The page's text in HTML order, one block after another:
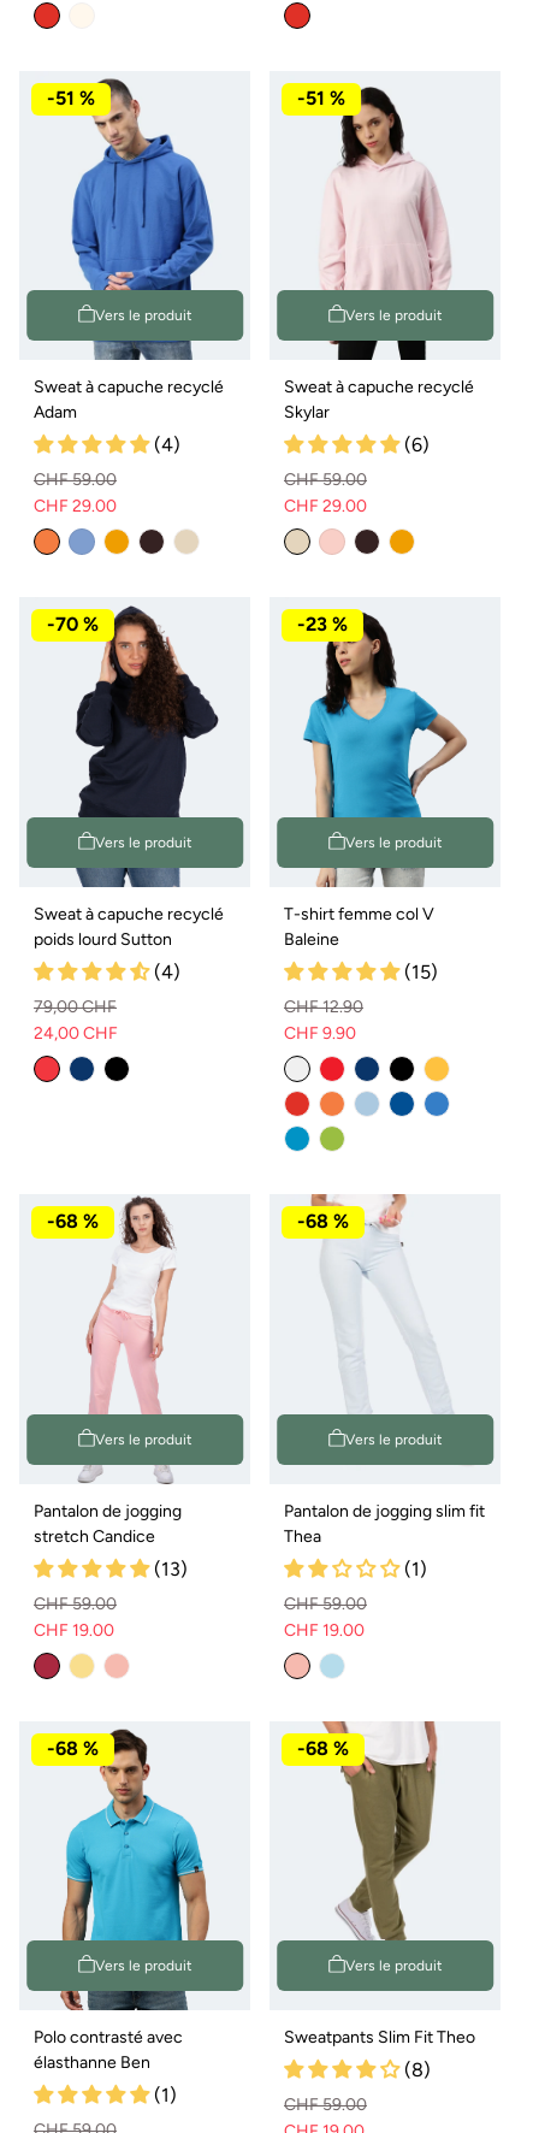
normal
de
normal
de
Vers le produit
-51 %
Sweat à capuche recyclé
Adam
(4)
Prix
normal
CHF 59.00
Prix
de
CHF 29.00
Variante
épuisée
disponible
Vers le produit
-51 %
Sweat à capuche recyclé
Skylar
(6)
Prix
normal
CHF 59.00
Prix
de
CHF 29.00
Variante
épuisée
disponible
Vers le produit
-70 %
Sweat à capuche recyclé
poids lourd Sutton
(4)
Prix
normal
79,00 CHF
Prix
de
24,00 CHF
Vers le produit
-23 %
T-shirt femme col V
Baleine
(15)
Prix
normal
CHF 12.90
Prix
de
vente
CHF 9.90
Vers le produit
-68 %
Pantalon de jogging
stretch Candice
(13)
Prix
normal
CHF 59.00
Prix
de
CHF 19.00
Vers le produit
-68 %
Pantalon de jogging slim fit
Thea
(1)
Prix
normal
CHF 59.00
Prix
de
CHF 19.00
Vers le produit
-68 %
Polo contrasté avec
élasthanne Ben
(1)
Vers le produit
-68 %
Sweatpants Slim Fit Theo
(8)
CHF 59.00